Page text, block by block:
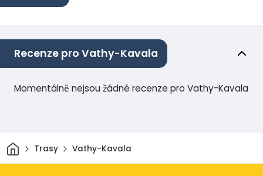
Recenze pro Vathy-Kavala
Momentálně nejsou žádné recenze pro Vathy-Kavala
Domov
Trasy Vathy-Kavala